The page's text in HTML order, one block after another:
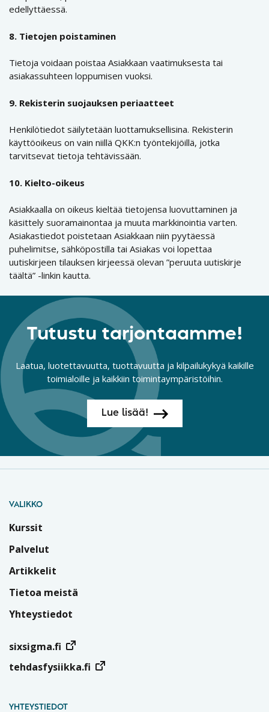
edellyttäessä.
8. Tietojen poistaminen
Tietoja voidaan poistaa Asiakkaan vaatimuksesta tai
asiakassuhteen loppumisen vuoksi.
9. Rekisterin suojauksen periaatteet
Henkilötiedot säilytetään luottamuksellisina. Rekisterin
käyttöoikeus on vain niillä QKK:n työntekijöillä, jotka
tarvitsevat tietoja tehtävissään.
10. Kielto-oikeus
Asiakkaalla on oikeus kieltää tietojensa luovuttaminen ja
käsittely suoramainontaa ja muuta markkinointia varten.
Asiakastiedot poistetaan Asiakkaan niin pyytäessä
puhelimitse, sähköpostilla tai Asiakas voi lopettaa
uutiskirjeen tilauksen kirjeessä olevan ”peruuta uutiskirje
täältä” -linkin kautta.
Tutustu tarjontaamme!
Laatua, luotettavuutta, tuottavuutta ja kilpailukykyä kaikille
toimialoille ja kaikkiin toimintaympäristöihin.
Lue lisää!
VALIKKO
Kurssit
Palvelut
Artikkelit
Tietoa meistä
Yhteystiedot
sixsigma.fi
tehdasfysiikka.fi
YHTEYSTIEDOT